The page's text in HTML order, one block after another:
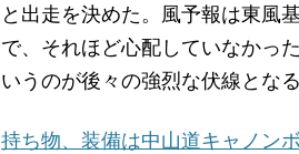
と出走を決めた。風予報は東風
で、それほど心配していなかっ
いうのが後々の強烈な伏線とな
持ち物、装備は中山道キャノン